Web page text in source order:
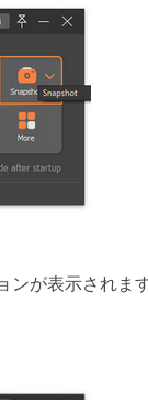
が表示されま